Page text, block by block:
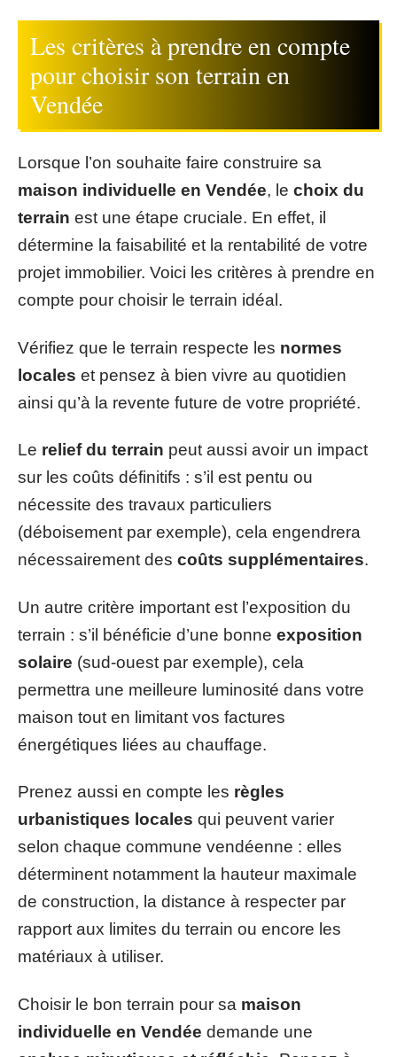
Les critères à prendre en compte
pour choisir son terrain en
Vendée
Lorsque l’on souhaite faire construire sa
maison individuelle en Vendée, le choix du
terrain est une étape cruciale. En effet, il
détermine la faisabilité et la rentabilité de votre
projet immobilier. Voici les critères à prendre en
compte pour choisir le terrain idéal.
Vérifiez que le terrain respecte les normes
locales et pensez à bien vivre au quotidien
ainsi qu’à la revente future de votre propriété.
Le relief du terrain peut aussi avoir un impact
sur les coûts définitifs : s’il est pentu ou
nécessite des travaux particuliers
(déboisement par exemple), cela engendrera
nécessairement des coûts supplémentaires.
Un autre critère important est l’exposition du
terrain : s’il bénéficie d’une bonne exposition
solaire (sud-ouest par exemple), cela
permettra une meilleure luminosité dans votre
maison tout en limitant vos factures
énergétiques liées au chauffage.
Prenez aussi en compte les règles
urbanistiques locales qui peuvent varier
selon chaque commune vendéenne : elles
déterminent notamment la hauteur maximale
de construction, la distance à respecter par
rapport aux limites du terrain ou encore les
matériaux à utiliser.
Choisir le bon terrain pour sa maison
individuelle en Vendée demande une